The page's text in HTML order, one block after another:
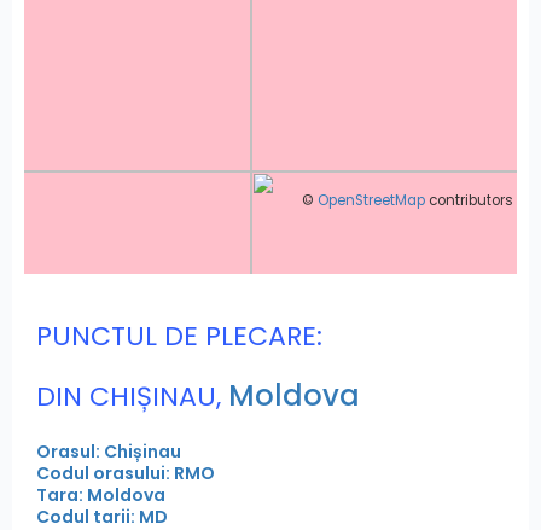
© OpenStreetMap contributors
PUNCTUL DE PLECARE:
DIN CHIȘINAU, Moldova
Orasul: Chișinau
Codul orasului: RMO
Tara: Moldova
Codul tarii: MD